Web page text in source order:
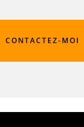
CONTACTEZ-MOI